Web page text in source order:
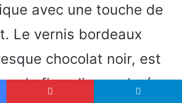
avec une touche de
Le vernis bordeaux
chocolat noir, est
de fines lignes dorées